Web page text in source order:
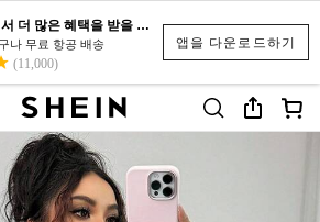
앱을 다운로드하기
SHEIN앱에서 더 많은 혜택을 받을 수 있어요.
나 무료 항공 배송
(11,000)